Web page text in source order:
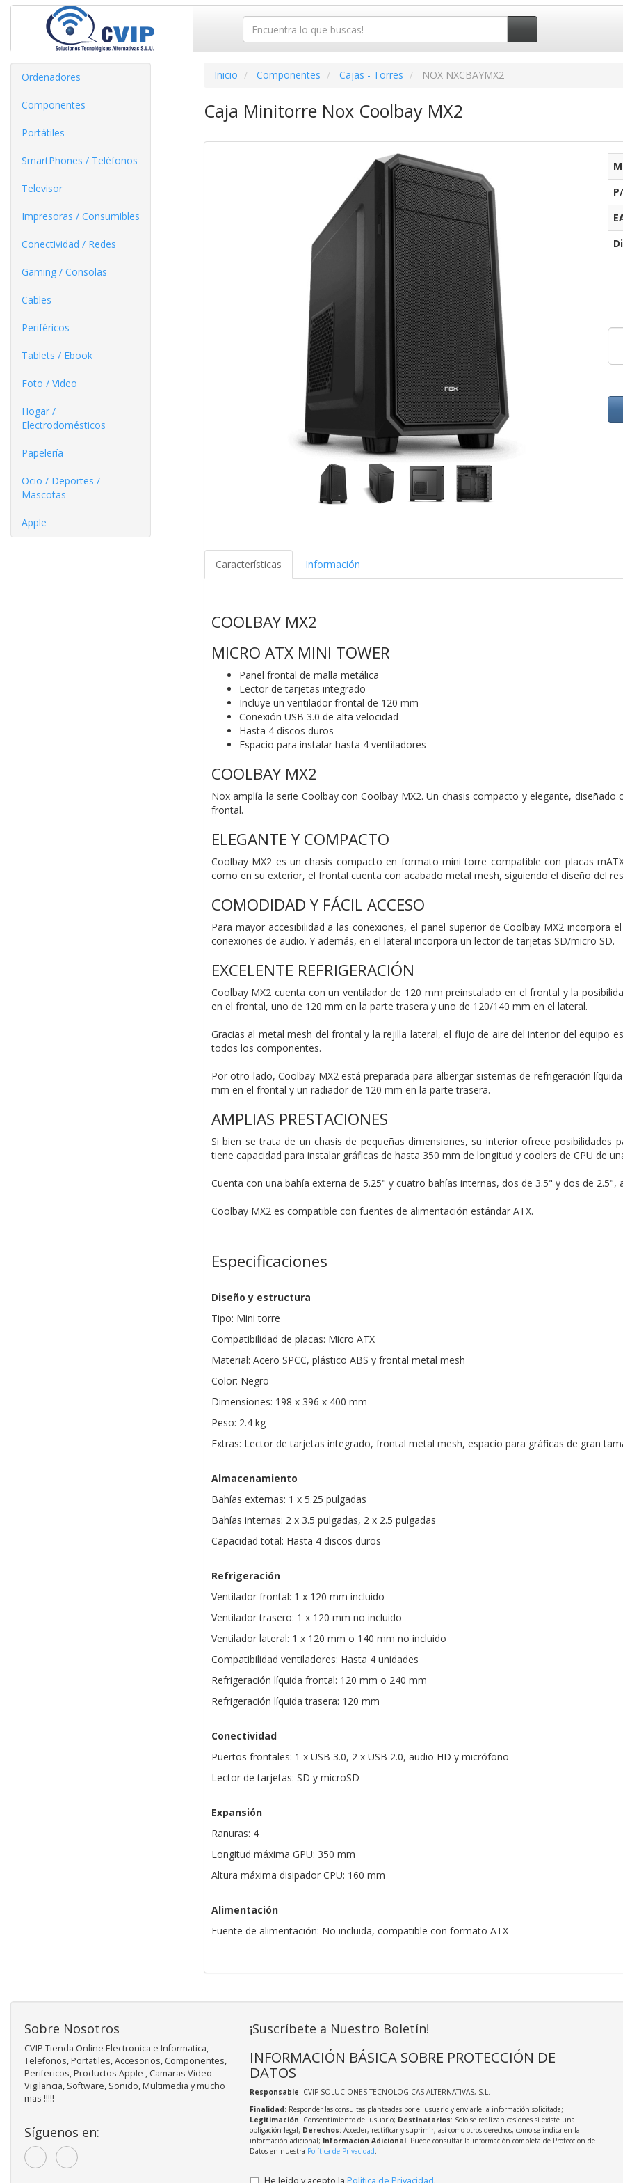
Ordenadores
Componentes
Portátiles
SmartPhones / Teléfonos
Televisor
Impresoras / Consumibles
Conectividad / Redes
Gaming / Consolas
Cables
Periféricos
Tablets / Ebook
Foto / Video
Hogar /
Electrodomésticos
Papelería
Ocio / Deportes /
Mascotas
Apple
Inicio Componentes Cajas - Torres NOX NXCBAYMX2
Caja Minitorre Nox Coolbay MX2
Características Información
COOLBAY MX2
MICRO ATX MINI TOWER
Panel frontal de malla metálica
Lector de tarjetas integrado
Incluye un ventilador frontal de 120 mm
Conexión USB 3.0 de alta velocidad
Hasta 4 discos duros
Espacio para instalar hasta 4 ventiladores
COOLBAY MX2
Nox amplía la serie Coolbay con Coolbay MX2. Un chasis compacto y elegante,
frontal.
ELEGANTE Y COMPACTO
Coolbay MX2 es un chasis compacto en formato mini torre compatible con placas
como en su exterior, el frontal cuenta con acabado metal mesh, siguiendo el diseño del
COMODIDAD Y FÁCIL ACCESO
Para mayor accesibilidad a las conexiones, el panel superior de Coolbay MX2 incorpora
conexiones de audio. Y además, en el lateral incorpora un lector de tarjetas SD/micro SD.
EXCELENTE REFRIGERACIÓN
Coolbay MX2 cuenta con un ventilador de 120 mm preinstalado en el frontal y la
en el frontal, uno de 120 mm en la parte trasera y uno de 120/140 mm en el lateral.
Gracias al metal mesh del frontal y la rejilla lateral, el flujo de aire del interior del equipo
todos los componentes.
Por otro lado, Coolbay MX2 está preparada para albergar sistemas de refrigeración
mm en el frontal y un radiador de 120 mm en la parte trasera.
AMPLIAS PRESTACIONES
Si bien se trata de un chasis de pequeñas dimensiones, su interior ofrece
tiene capacidad para instalar gráficas de hasta 350 mm de longitud y coolers de CPU de
Cuenta con una bahía externa de 5.25" y cuatro bahías internas, dos de 3.5" y dos de 2.5",
Coolbay MX2 es compatible con fuentes de alimentación estándar ATX.
Especificaciones
Diseño y estructura
Tipo: Mini torre
Compatibilidad de placas: Micro ATX
Material: Acero SPCC, plástico ABS y frontal metal mesh
Color: Negro
Dimensiones: 198 x 396 x 400 mm
Peso: 2.4 kg
Extras: Lector de tarjetas integrado, frontal metal mesh, espacio para gráficas de gran
Almacenamiento
Bahías externas: 1 x 5.25 pulgadas
Bahías internas: 2 x 3.5 pulgadas, 2 x 2.5 pulgadas
Capacidad total: Hasta 4 discos duros
Refrigeración
Ventilador frontal: 1 x 120 mm incluido
Ventilador trasero: 1 x 120 mm no incluido
Ventilador lateral: 1 x 120 mm o 140 mm no incluido
Compatibilidad ventiladores: Hasta 4 unidades
Refrigeración líquida frontal: 120 mm o 240 mm
Refrigeración líquida trasera: 120 mm
Conectividad
Puertos frontales: 1 x USB 3.0, 2 x USB 2.0, audio HD y micrófono
Lector de tarjetas: SD y microSD
Expansión
Ranuras: 4
Longitud máxima GPU: 350 mm
Altura máxima disipador CPU: 160 mm
Alimentación
Fuente de alimentación: No incluida, compatible con formato ATX
Sobre Nosotros
CVIP Tienda Online Electronica e Informatica,
Telefonos, Portatiles, Accesorios, Componentes,
Perifericos, Productos Apple , Camaras Video
Vigilancia, Software, Sonido, Multimedia y mucho
mas !!!!!
Síguenos en:
¡Suscríbete a Nuestro Boletín!
INFORMACIÓN BÁSICA SOBRE PROTECCIÓN DE
DATOS
Responsable: CVIP SOLUCIONES TECNOLOGICAS ALTERNATIVAS, S.L.
Finalidad: Responder las consultas planteadas por el usuario y enviarle la información solicitada;
Legitimación: Consentimiento del usuario; Destinatarios: Solo se realizan cesiones si existe una
obligación legal; Derechos: Acceder, rectificar y suprimir, así como otros derechos, como se indica en la
información adicional; Información Adicional: Puede consultar la información completa de Protección de
Datos en nuestra Política de Privacidad.